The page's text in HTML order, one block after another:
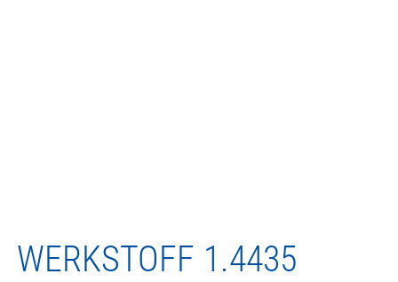
WERKSTOFF 1.4435